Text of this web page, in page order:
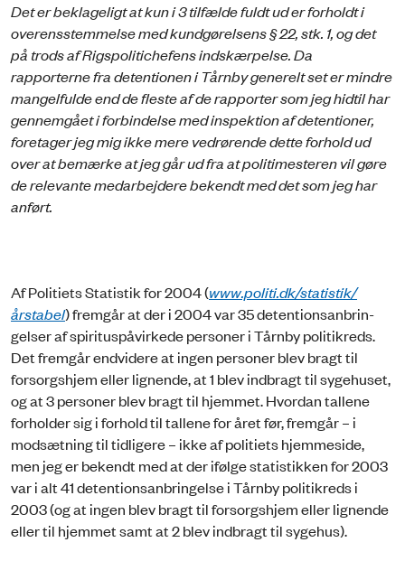
Det er beklageligt at kun i 3 tilfælde fuldt ud er forholdt i
overensstemmelse med kundgørelsens § 22, stk. 1, og det
på trods af Rigspolitichefens indskærpelse. Da
rapporterne fra detentionen i Tårnby generelt set er mindre
mangelfulde end de fleste af de rapporter som jeg hidtil har
gennemgået i forbindelse med inspektion af detentioner,
foretager jeg mig ikke mere vedrørende dette forhold ud
over at bemærke at jeg går ud fra at politimesteren vil gøre
de relevante medarbejdere bekendt med det som jeg har
anført.
Af Politiets Statistik for 2004 (www.politi.dk/statistik/
årstabel) fremgår at der i 2004 var 35 detentionsanbrin­
gelser af spirituspåvirkede personer i Tårnby politikreds.
Det fremgår endvidere at ingen personer blev bragt til
forsorgshjem eller lignende, at 1 blev indbragt til sygehuset,
og at 3 personer blev bragt til hjemmet. Hvordan tallene
forholder sig i forhold til tallene for året før, fremgår – i
modsætning til tidligere – ikke af politiets hjemmeside,
men jeg er bekendt med at der ifølge statistikken for 2003
var i alt 41 detentionsanbringelse i Tårnby politikreds i
2003 (og at ingen blev bragt til forsorgshjem eller lignende
eller til hjemmet samt at 2 blev indbragt til sygehus).